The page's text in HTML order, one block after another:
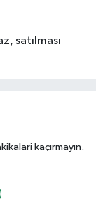
satılması
kaçırmayın.